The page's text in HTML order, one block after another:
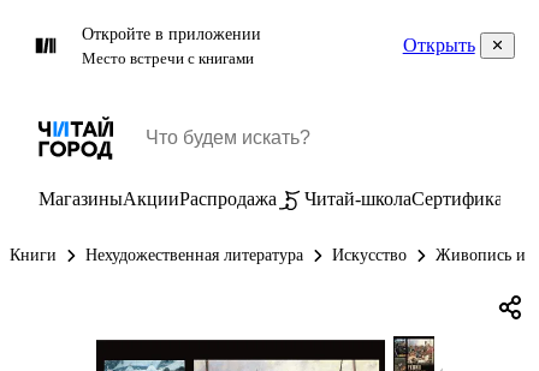
Откройте в приложении
Место встречи с книгами
Открыть
МагазиныАкцииРаспродажа Читай-школаСертификаты
Книги Нехудожественная литература Искусство Живопись и